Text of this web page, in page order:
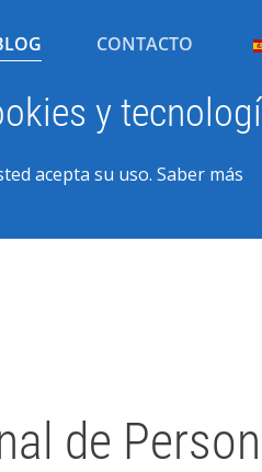
CONTACTO
y
acepta su uso. Saber más
de